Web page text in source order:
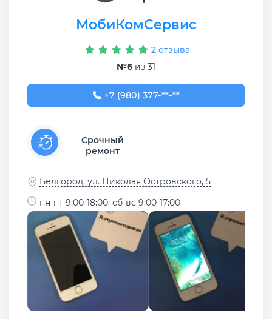
МобиКомСервис
2 отзыва
№6 из 31
+7 (980) 377-77-77
+7 (980) 377-**-**
Срочный
ремонт
Белгород, ул. Николая Островского, 5
пн-пт 9:00-18:00; сб-вс 9:00-17:00